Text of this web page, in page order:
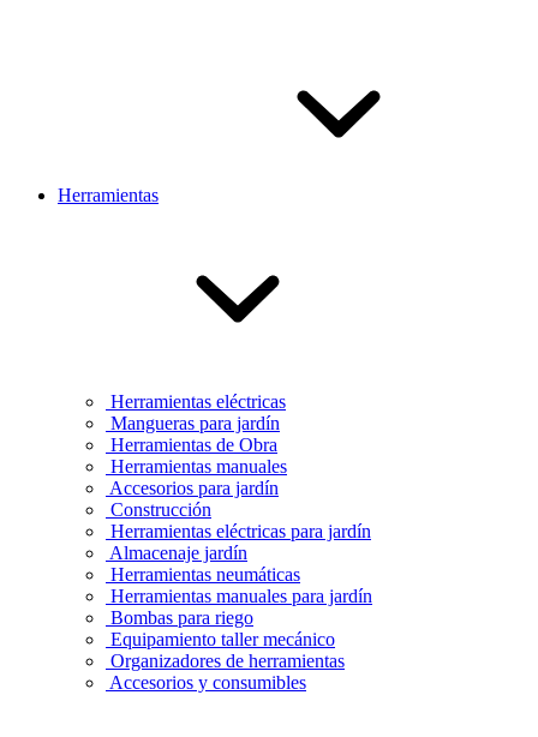
Herramientas
Herramientas eléctricas
Mangueras para jardín
Herramientas de Obra
Herramientas manuales
Accesorios para jardín
Construcción
Herramientas eléctricas para jardín
Almacenaje jardín
Herramientas neumáticas
Herramientas manuales para jardín
Bombas para riego
Equipamiento taller mecánico
Organizadores de herramientas
Accesorios y consumibles